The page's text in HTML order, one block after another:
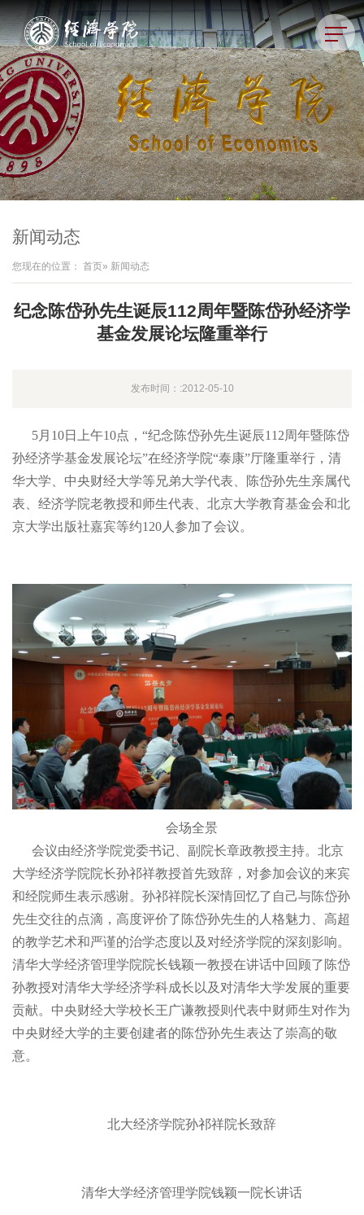
新闻动态
您现在的位置： 首页» 新闻动态
纪念陈岱孙先生诞辰112周年暨陈岱孙经济学
基金发展论坛隆重举行
发布时间：:2012-05-10
5月 10日上午10点，“纪念陈岱孙先生诞辰112周年暨陈岱
孙经济学基金发展论坛”在经济学院“泰康”厅隆重举行，清
华大学、中央财经大学等兄弟大学代表、陈岱孙先生亲属代
表、经济学院老教授和师生代表、北京大学教育基金会和北
京大学出版社嘉宾等约120人参加了会议。
会场全景
会议由经济学院党委书记、副院长章政教授主持。北京
大学经济学院院长孙祁祥教授首先致辞，对参加会议的来宾
和经院师生表示感谢。孙祁祥院长深情回忆了自己与陈岱孙
先生交往的点滴，高度评价了陈岱孙先生的人格魅力、高超
的教学艺术和严谨的治学态度以及对经济学院的深刻影响。
清华大学经济管理学院院长钱颖一教授在讲话中回顾了陈岱
孙教授对清华大学经济学科成长以及对清华大学发展的重要
贡献。中央财经大学校长王广谦教授则代表中财师生对作为
中央财经大学的主要创建者的陈岱孙先生表达了崇高的敬
意。
北大经济学院孙祁祥院长致辞
清华大学经济管理学院钱颖一院长讲话